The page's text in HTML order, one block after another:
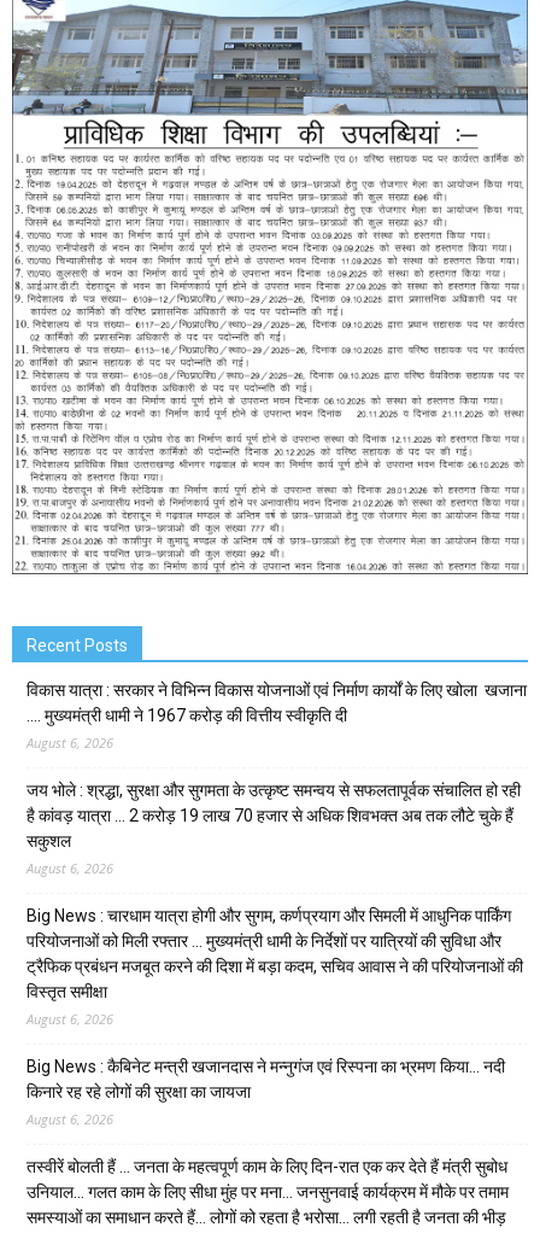
Recent Posts
विकास यात्रा : सरकार ने विभिन्न विकास योजनाओं एवं निर्माण कार्यों के लिए खोला खजाना
…. मुख्यमंत्री धामी ने ₹1967 करोड़ की वित्तीय स्वीकृति दी
August 6, 2026
जय भोले : श्रद्धा, सुरक्षा और सुगमता के उत्कृष्ट समन्वय से सफलतापूर्वक संचालित हो रही
है कांवड़ यात्रा … 2 करोड़ 19 लाख 70 हजार से अधिक शिवभक्त अब तक लौटे चुके हैं
सकुशल
August 6, 2026
Big News : चारधाम यात्रा होगी और सुगम, कर्णप्रयाग और सिमली में आधुनिक पार्किंग
परियोजनाओं को मिली रफ्तार … मुख्यमंत्री धामी के निर्देशों पर यात्रियों की सुविधा और
ट्रैफिक प्रबंधन मजबूत करने की दिशा में बड़ा कदम, सचिव आवास ने की परियोजनाओं की
विस्तृत समीक्षा
August 6, 2026
Big News : कैबिनेट मन्त्री खजानदास ने मन्नुगंज एवं रिस्पना का भ्रमण किया… नदी
किनारे रह रहे लोगों की सुरक्षा का जायजा
August 6, 2026
तस्वीरें बोलती हैं … जनता के महत्वपूर्ण काम के लिए दिन-रात एक कर देते हैं मंत्री सुबोध
उनियाल… गलत काम के लिए सीधा मुंह पर मना… जनसुनवाई कार्यक्रम में मौके पर तमाम
समस्याओं का समाधान करते हैं… लोगों को रहता है भरोसा… लगी रहती है जनता की भीड़